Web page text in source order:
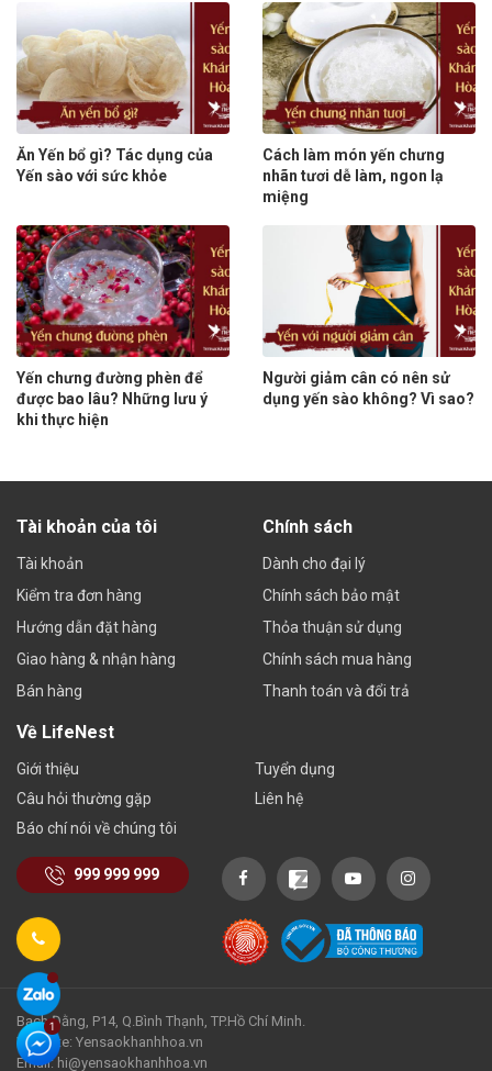
Ăn Yến bổ gì? Tác dụng của
Yến sào với sức khỏe
Cách làm món yến chưng
nhãn tươi dễ làm, ngon lạ
miệng
Yến chưng đường phèn để
được bao lâu? Những lưu ý
khi thực hiện
Người giảm cân có nên sử
dụng yến sào không? Vì sao?
Tài khoản của tôi
Tài khoản
Kiểm tra đơn hàng
Hướng dẫn đặt hàng
Giao hàng & nhận hàng
Bán hàng
Chính sách
Dành cho đại lý
Chính sách bảo mật
Thỏa thuận sử dụng
Chính sách mua hàng
Thanh toán và đổi trả
Về LifeNest
Giới thiệu
Câu hỏi thường gặp
Báo chí nói về chúng tôi
Tuyển dụng
Liên hệ
999 999 999
Bạch Đằng, P14, Q.Bình Thạnh, TP.Hồ Chí Minh.
Website: Yensaokhanhhoa.vn
Email: hi@yensaokhanhhoa.vn